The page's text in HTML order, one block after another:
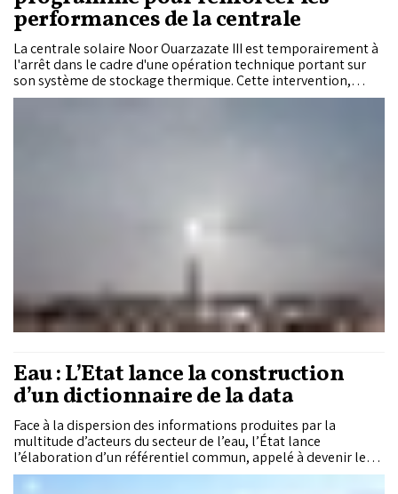
performances de la centrale
La centrale solaire Noor Ouarzazate III est temporairement à
l'arrêt dans le cadre d'une opération technique portant sur
son système de stockage thermique. Cette intervention,
supervisée par MASEN, permettra d'intégrer un nouveau
Eau : L’État lance la construction
d’un dictionnaire de la data
Face à la dispersion des informations produites par la
multitude d’acteurs du secteur de l’eau, l’État lance
l’élaboration d’un référentiel commun, appelé à devenir le
socle d’un langage partagé et d’une gouvernance renforcée